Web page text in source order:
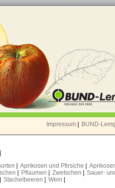
Impressum BUND-
Aprikosen und Pfirsiche
Pflaumen Zwetschen
Sauer-
Stachelbeeren Wein